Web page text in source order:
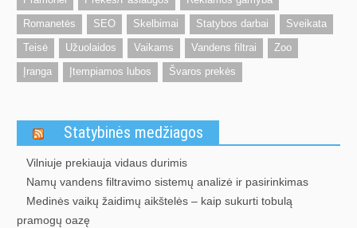
Romanetės
SEO Skelbimai Statybos darbai
Sveikata
Teisė
Užuolaidos Vaikams Vandens filtrai
Zoo
Įranga
Įtempiamos lubos Švaros prekės
Statybinės medžiagos
Vilniuje prekiauja vidaus durimis
Namų vandens filtravimo sistemų analizė ir pasirinkimas
Medinės vaikų žaidimų aikštelės – kaip sukurti tobulą
pramogų oazę